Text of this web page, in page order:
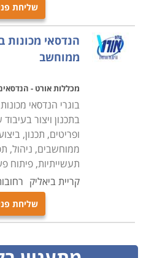
שליחת
הנדסאי מכונות
ממוחשב
מכללות אורט -
בוגרי הנדסאי
בתכנון ויצור
ופריטים, תכנון,
ממוחשבים, ניהול,
תעשייתיות, פיתוח
קריית ביאליק
שליחת